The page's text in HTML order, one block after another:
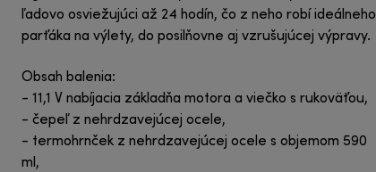
ľadovo osviežujúci až 24 hodín, čo z neho robí ideálneho
parťáka na výlety, do posilňovne aj vzrušujúcej výpravy.
Obsah balenia:
- 11,1 V nabíjacia základňa motora a viečko s rukoväťou,
- čepeľ z nehrdzavejúcej ocele,
- termohrnček z nehrdzavejúcej ocele s objemom 590
ml,